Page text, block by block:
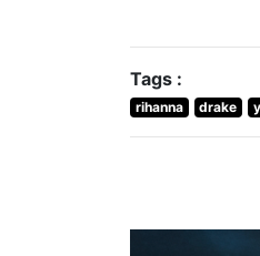
Tags :
rihanna drake